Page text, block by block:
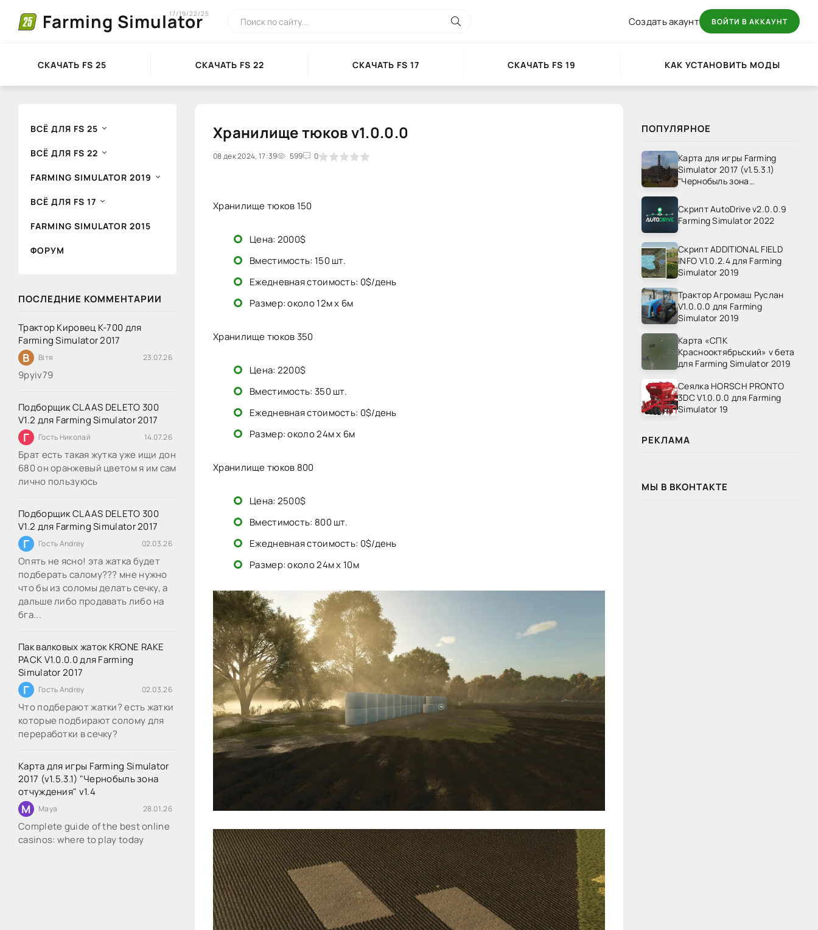
Farming Simulator
17/19/22/25
Создать акаунт ВОЙТИ В АККАУНТ
СКАЧАТЬ FS 25 СКАЧАТЬ FS 22 СКАЧАТЬ FS 17 СКАЧАТЬ FS 19 КАК УСТАНОВИТЬ МОДЫ
ВСЁ ДЛЯ FS 25
ВСЁ ДЛЯ FS 22
FARMING SIMULATOR 2019
ВСЁ ДЛЯ FS 17
FARMING SIMULATOR 2015
ФОРУМ
ПОСЛЕДНИЕ КОММЕНТАРИИ
Трактор Кировец К-700 для
Farming Simulator 2017
В Вітя 23.07.26
9руіv79
Подборщик CLAAS DELETO 300
V1.2 для Farming Simulator 2017
Г Гость Николай 14.07.26
Брат есть такая жутка уже ищи дон
680 он оранжевый цветом я им сам
лично пользуюсь
Подборщик CLAAS DELETO 300
V1.2 для Farming Simulator 2017
Г Гость Andrey 02.03.26
Опять не ясно! эта жатка будет
подберать салому??? мне нужно
что бы из соломы делать сечку, а
дальше либо продавать либо на
бга...
Пак валковых жаток KRONE RAKE
PACK V1.0.0.0 для Farming
Simulator 2017
Г Гость Andrey 02.03.26
Что подберают жатки? есть жатки
которые подбирают солому для
переработки в сечку?
Карта для игры Farming Simulator
2017 (v1.5.3.1) "Чернобыль зона
отчуждения" v1.4
M Maya 28.01.26
Complete guide of the best online
casinos: where to play today
Хранилище тюков v1.0.0.0
08 дек 2024, 17:39 599 0
1 2 3 4 5
Хранилище тюков 150
Цена: 2000$
Вместимость: 150 шт.
Ежедневная стоимость: 0$/день
Размер: около 12м х 6м
Хранилище тюков 350
Цена: 2200$
Вместимость: 350 шт.
Ежедневная стоимость: 0$/день
Размер: около 24м х 6м
Хранилище тюков 800
Цена: 2500$
Вместимость: 800 шт.
Ежедневная стоимость: 0$/день
Размер: около 24м х 10м
ПОПУЛЯРНОЕ
Карта для игры Farming
Simulator 2017 (v1.5.3.1)
"Чернобыль зона
Скрипт AutoDrive v2.0.0.9
Farming Simulator 2022
Скрипт ADDITIONAL FIELD
INFO V1.0.2.4 для Farming
Simulator 2019
Трактор Агромаш Руслан
V1.0.0.0 для Farming
Simulator 2019
Карта «СПК
Краснооктябрьский» v бета
для Farming Simulator 2019
Сеялка HORSCH PRONTO
3DC V1.0.0.0 для Farming
Simulator 19
РЕКЛАМА
МЫ В ВКОНТАКТЕ